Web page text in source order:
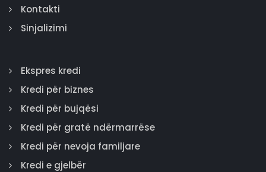
Kontakti
Sinjalizimi
Ekspres kredi
Kredi për biznes
Kredi për bujqësi
Kredi për gratë ndërmarrëse
Kredi për nevoja familjare
Kredi e gjelbër